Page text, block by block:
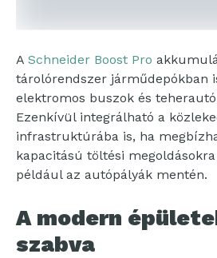
A Schneider Boost Pro
tárolórendszer járműdepókban
elektromos buszok és
Ezenkívül integrálható a
infrastruktúrába is, ha
kapacitású töltési
például az autópályák mentén.
A modern
szabva